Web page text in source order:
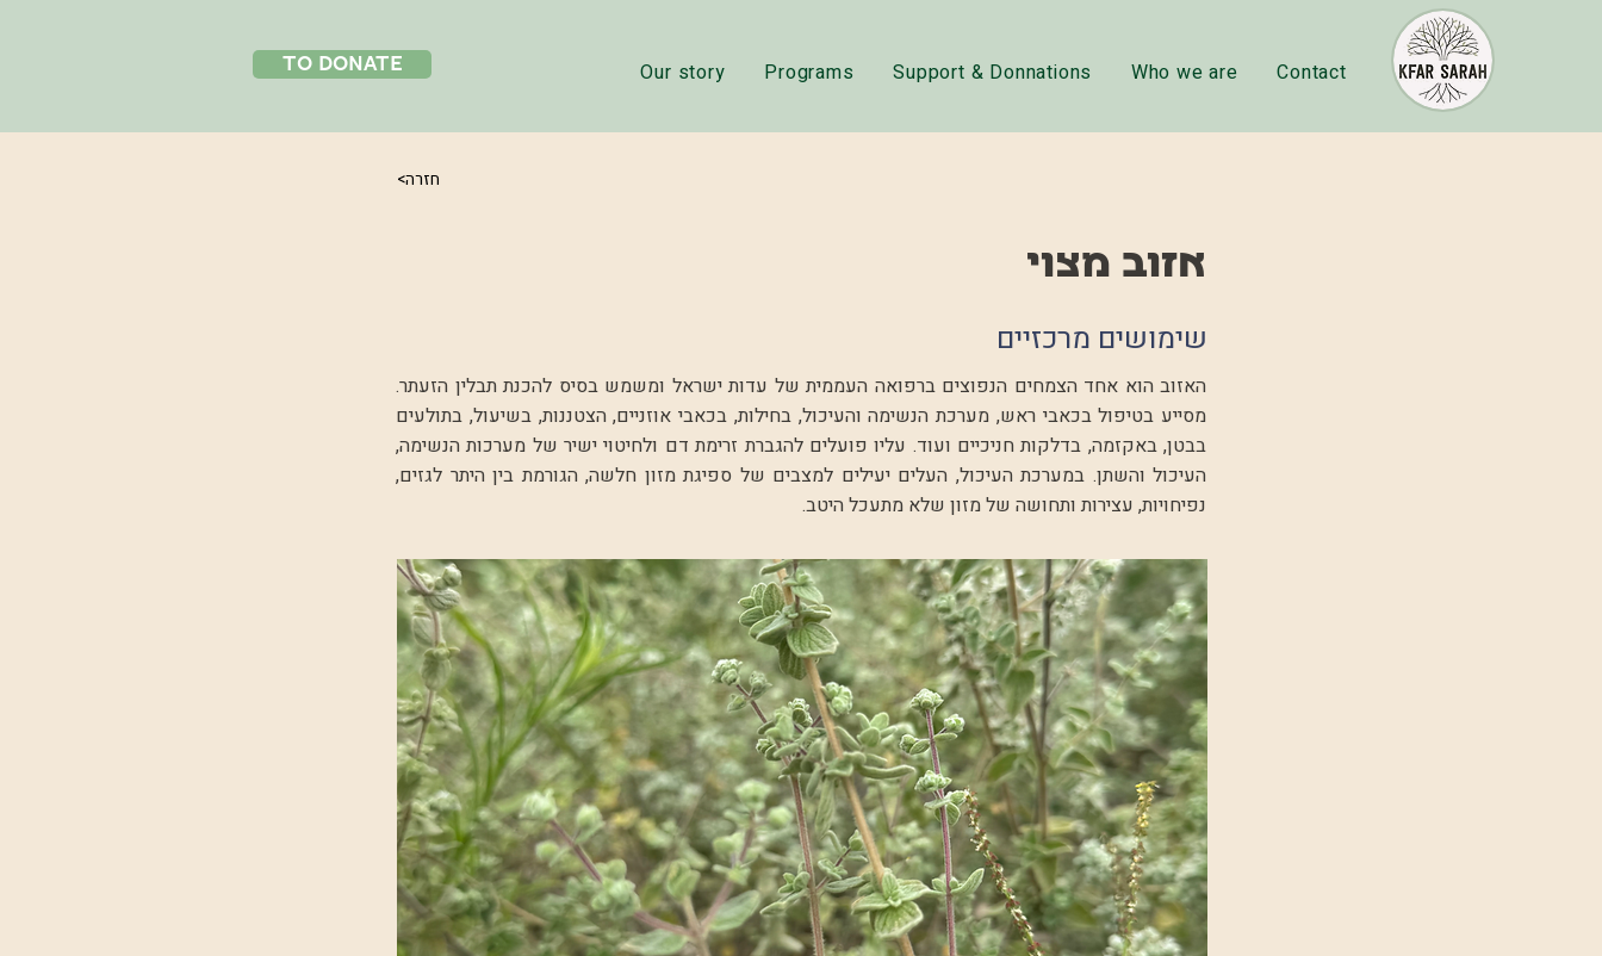
to donate Contact
Who we are
Support & Donnations
Programs
Our story
<חזרה
אזוב מצוי
שימושים מרכזיים
האזוב הוא אחד הצמחים הנפוצים ברפואה העממית של עדות ישראל ומשמש בסיס להכנת תבלין הזעתר.
מסייע בטיפול בכאבי ראש, מערכת הנשימה והעיכול, בחילות, בכאבי אוזניים, הצטננות, בשיעול, בתולעים
בבטן, באקזמה, בדלקות חניכיים ועוד. עליו פועלים להגברת זרימת דם ולחיטוי ישיר של מערכות הנשימה,
העיכול והשתן. במערכת העיכול, העלים יעילים למצבים של ספיגת מזון חלשה, הגורמת בין היתר לגזים,
נפיחויות, עצירות ותחושה של מזון שלא מתעכל היטב.